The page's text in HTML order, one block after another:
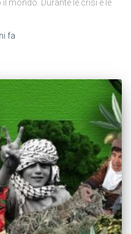
mondo. Durante le crisi e le
fa